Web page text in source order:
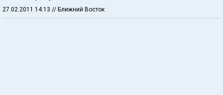
27.02.2011 14:13 // Ближний Восток